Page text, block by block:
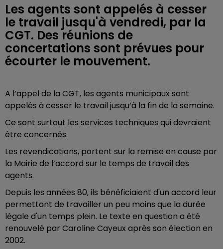
Les agents sont appelés à cesser
le travail jusqu'à vendredi, par la
CGT. Des réunions de
concertations sont prévues pour
écourter le mouvement.
A l’appel de la CGT, les agents municipaux sont
appelés à cesser le travail jusqu’à la fin de la semaine.
Ce sont surtout les services techniques qui devraient
être concernés.
Les revendications, portent sur la remise en cause par
la Mairie de l’accord sur le temps de travail des
agents.
Depuis les années 80, ils bénéficiaient d'un accord leur
permettant de travailler un peu moins que la durée
légale d'un temps plein. Le texte en question a été
renouvelé par Caroline Cayeux après son élection en
2002.